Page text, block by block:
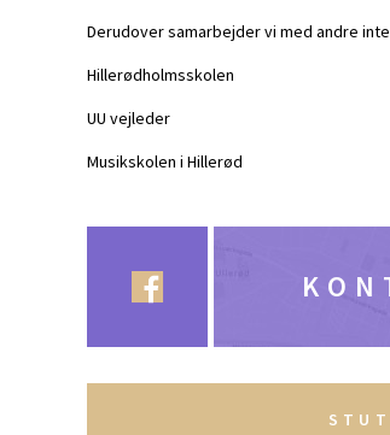
Derudover samarbejder vi med andre
Hillerødholmsskolen
UU vejleder
Musikskolen i Hillerød